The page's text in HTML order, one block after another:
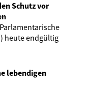
Schutz vor
heute endgültig
lebendigen